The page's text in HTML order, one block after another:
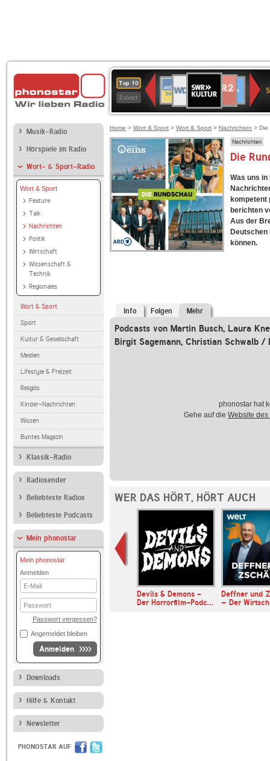
Top 10
Zuletzt
80er
90er
OLDIE
ANTENNE
SWR3
WDR
4
BR-
KLASSIK
Deutschlandfunk
Kultur
ANTENNE
BAYERN
2
Kultur2
Musik-Radio
Hörspiele im Radio
Wort- & Sport-Radio
Wort & Sport
Feature
Talk
Nachrichten
Politik
Wirtschaft
Wissenschaft &
Technik
Regionales
Wort & Sport
Sport
Kultur & Gesellschaft
Medien
Lifestyle & Freizeit
Religiös
Kinder-Nachrichten
Wissen
Buntes Magazin
Klassik-Radio
Radiosender
Beliebteste Radios
Beliebteste Podcasts
Mein phonostar
Mein phonostar
Anmelden
E-
Mail
Passwort
Passwort vergessen?
Angemeldet bleiben
Anmelden
Downloads
Hilfe & Kontakt
Newsletter
PHONOSTAR AUF
Home > Wort & Sport > Wort & Sport > Nachrichten > Die
Nachrichten
Die
Was uns
kompetent
berichten
Aus der
können.
Info Folgen Mehr
Podcasts von Martin Busch, Laura
Birgit Sagemann, Christian Schwalb /
phonostar hat
Gehe auf die Website
WER DAS HÖRT, HÖRT AUCH
Devils & Demons -
Der Horrorfilm-Podc…
Deffner und
– Der